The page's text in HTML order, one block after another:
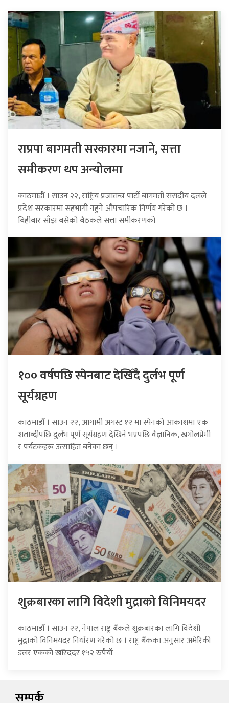
राप्रपा बागमती सरकारमा नजाने, सत्ता
समीकरण थप अन्योलमा
काठमाडौँ । साउन २२, राष्ट्रिय प्रजातन्त्र पार्टी बागमती संसदीय दलले
प्रदेश सरकारमा सहभागी नहुने औपचारिक निर्णय गरेको छ ।
बिहीबार साँझ बसेको बैठकले सत्ता समीकरणको
१०० वर्षपछि स्पेनबाट देखिँदै दुर्लभ पूर्ण
सूर्यग्रहण
काठमाडौँ । साउन २२, आगामी अगस्ट १२ मा स्पेनको आकाशमा एक
शताब्दीपछि दुर्लभ पूर्ण सूर्यग्रहण देखिने भएपछि वैज्ञानिक, खगोलप्रेमी
र पर्यटकहरू उत्साहित बनेका छन् ।
शुक्रबारका लागि विदेशी मुद्राको विनिमयदर
काठमाडौँ । साउन २२, नेपाल राष्ट्र बैंकले शुक्रबारका लागि विदेशी
मुद्राको विनिमयदर निर्धारण गरेको छ । राष्ट्र बैंकका अनुसार अमेरिकी
डलर एकको खरिददर १५२ रुपैयाँ
सम्पर्क